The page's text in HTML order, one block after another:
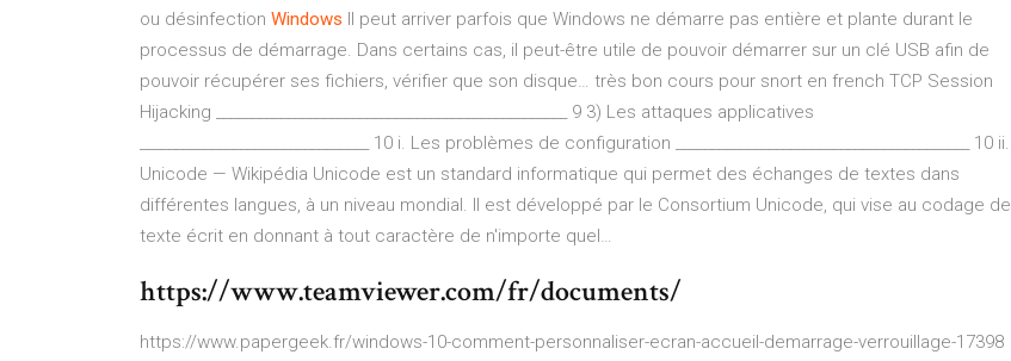
ou désinfection Windows Il peut arriver parfois que Windows ne démarre pas entière et plante durant le
processus de démarrage. Dans certains cas, il peut-être utile de pouvoir démarrer sur un clé USB afin de
pouvoir récupérer ses fichiers, vérifier que son disque… très bon cours pour snort en french TCP Session
Hijacking _________________________________________________ 9 3) Les attaques applicatives
________________________________ 10 i. Les problèmes de configuration _________________________________________ 10 ii.
Unicode — Wikipédia Unicode est un standard informatique qui permet des échanges de textes dans
différentes langues, à un niveau mondial. Il est développé par le Consortium Unicode, qui vise au codage de
texte écrit en donnant à tout caractère de n'importe quel…
https://www.teamviewer.com/fr/documents/
https://www.papergeek.fr/windows-10-comment-personnaliser-ecran-accueil-demarrage-verrouillage-17398